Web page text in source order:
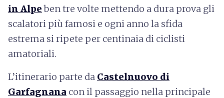
in Alpeben tre volte mettendo a dura prova gli
scalatori più famosi e ogni anno la sfida
estrema si ripete per centinaia di ciclisti
amatoriali.
L’itinerario parte da Castelnuovo di
Garfagnana con il passaggio nella principale